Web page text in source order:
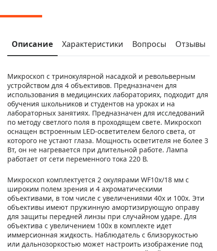
Описание Характеристики Вопросы Отзывы
Микроскоп с тринокулярной насадкой и револьверным
устройством для 4 объективов. Предназначен для
использования в медицинских лабораториях, подходит для
обучения школьников и студентов на уроках и на
лабораторных занятиях. Предназначен для исследований
по методу светлого поля в проходящем свете. Микроскоп
оснащен встроенным LED-осветителем белого света, от
которого не устают глаза. Мощность осветителя не более 3
Вт, он не нагревается при длительной работе. Лампа
работает от сети переменного тока 220 В.
Микроскоп комплектуется 2 окулярами WF10х/18 мм с
широким полем зрения и 4 ахроматическими
объективами, в том числе с увеличениями 40x и 100x. Эти
объективы имеют пружинную амортизирующую оправу
для защиты передней линзы при случайном ударе. Для
объектива с увеличением 100x в комплекте идет
иммерсионная жидкость. Наблюдатель с близорукостью
или дальнозоркостью может настроить изображение под